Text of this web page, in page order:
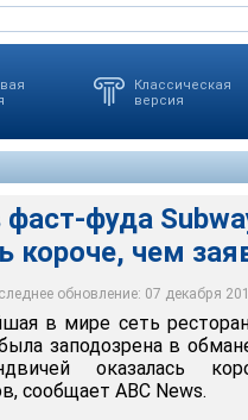
Классическая
версия
фуда
короче, чем
обновление: 07 декабря
питания Subway
оказалась короче
в мире сеть
заподозрена в
оказалась
сообщает ABC News.